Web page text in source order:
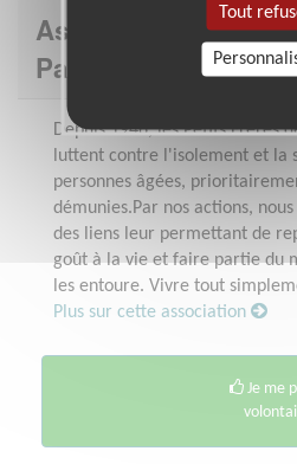
Association : Petits
Pauvres - Banlieues
Depuis 1946, les Petits Frères
luttent contre l'isolement et la
personnes âgées,
démunies.Par nos actions,
des liens leur permettant de
goût à la vie et faire partie du
les entoure. Vivre tout
Plus sur cette association
Je me
Tout